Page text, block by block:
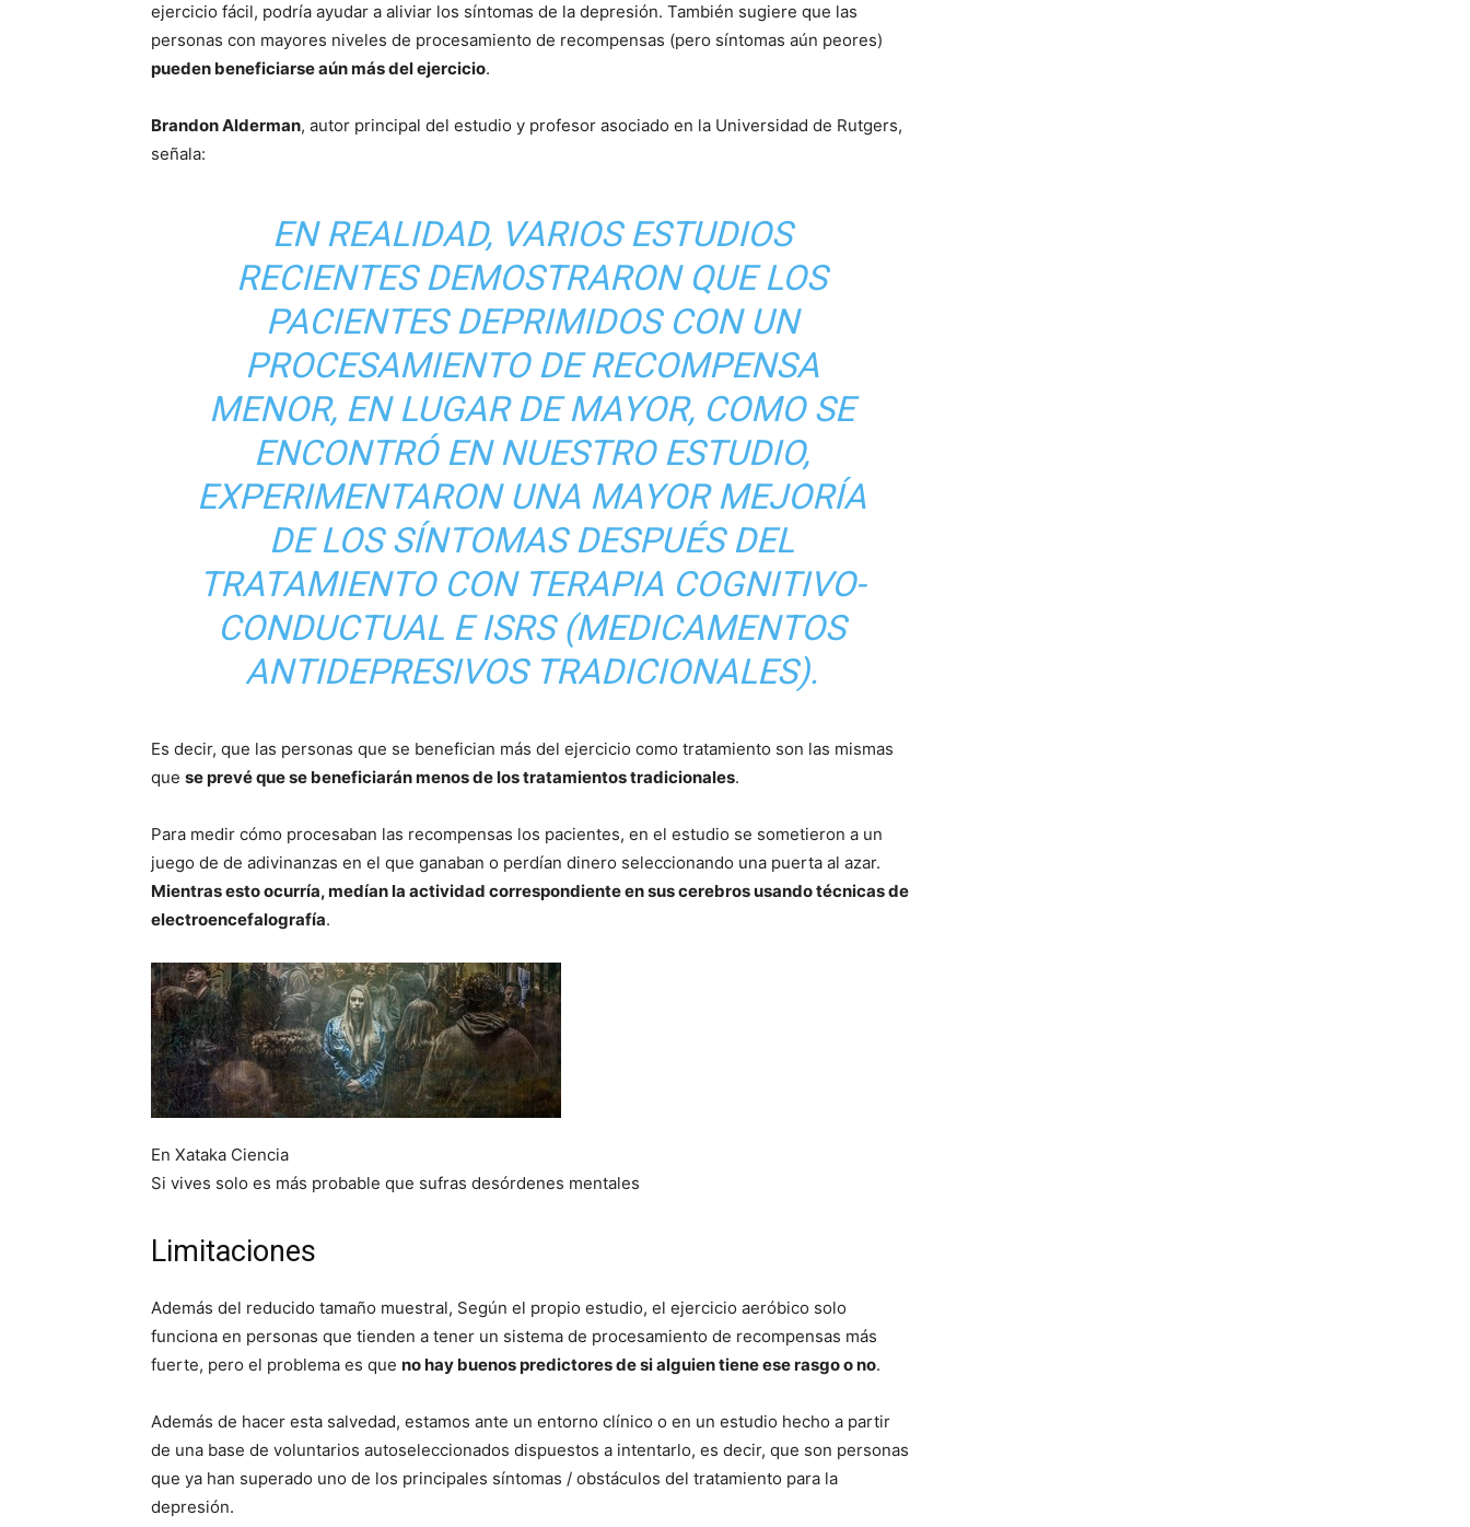
ejercicio fácil, podría ayudar a aliviar los síntomas de la depresión. También sugiere que las
personas con mayores niveles de procesamiento de recompensas (pero síntomas aún peores)
pueden beneficiarse aún más del ejercicio.
Brandon Alderman, autor principal del estudio y profesor asociado en la Universidad de Rutgers,
señala:
EN REALIDAD, VARIOS ESTUDIOS
RECIENTES DEMOSTRARON QUE LOS
PACIENTES DEPRIMIDOS CON UN
PROCESAMIENTO DE RECOMPENSA
MENOR, EN LUGAR DE MAYOR, COMO SE
ENCONTRÓ EN NUESTRO ESTUDIO,
EXPERIMENTARON UNA MAYOR MEJORÍA
DE LOS SÍNTOMAS DESPUÉS DEL
TRATAMIENTO CON TERAPIA COGNITIVO-
CONDUCTUAL E ISRS (MEDICAMENTOS
ANTIDEPRESIVOS TRADICIONALES).
Es decir, que las personas que se benefician más del ejercicio como tratamiento son las mismas
que se prevé que se beneficiarán menos de los tratamientos tradicionales.
Para medir cómo procesaban las recompensas los pacientes, en el estudio se sometieron a un
juego de de adivinanzas en el que ganaban o perdían dinero seleccionando una puerta al azar.
Mientras esto ocurría, medían la actividad correspondiente en sus cerebros usando técnicas de
electroencefalografía.
En Xataka Ciencia
Si vives solo es más probable que sufras desórdenes mentales
Limitaciones
Además del reducido tamaño muestral, Según el propio estudio, el ejercicio aeróbico solo
funciona en personas que tienden a tener un sistema de procesamiento de recompensas más
fuerte, pero el problema es que no hay buenos predictores de si alguien tiene ese rasgo o no.
Además de hacer esta salvedad, estamos ante un entorno clínico o en un estudio hecho a partir
de una base de voluntarios autoseleccionados dispuestos a intentarlo, es decir, que son personas
que ya han superado uno de los principales síntomas / obstáculos del tratamiento para la
depresión.